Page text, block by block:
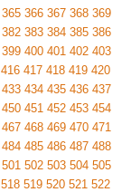
365 366 367 368 369
382 383 384 385 386
399 400 401 402 403
416 417 418 419 420
433 434 435 436 437
450 451 452 453 454
467 468 469 470 471
484 485 486 487 488
501 502 503 504 505
518 519 520 521 522